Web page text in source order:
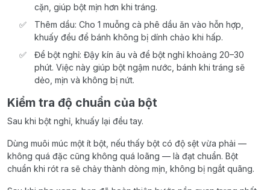
cặn, giúp bột mịn hơn khi tráng.
Thêm dầu: Cho 1 muỗng cà phê dầu ăn vào hỗn hợp,
khuấy đều để bánh không bị dính chảo khi hấp.
Để bột nghỉ: Đậy kín âu và để bột nghỉ khoảng 20–30
phút. Việc này giúp bột ngậm nước, bánh khi tráng sẽ
dẻo, mịn và không bị nứt.
Kiểm tra độ chuẩn của bột
Sau khi bột nghỉ, khuấy lại đều tay.
Dùng muôi múc một ít bột, nếu thấy bột có độ sệt vừa phải —
không quá đặc cũng không quá loãng — là đạt chuẩn. Bột
chuẩn khi rót ra sẽ chảy thành dòng mịn, không bị ngắt quãng.